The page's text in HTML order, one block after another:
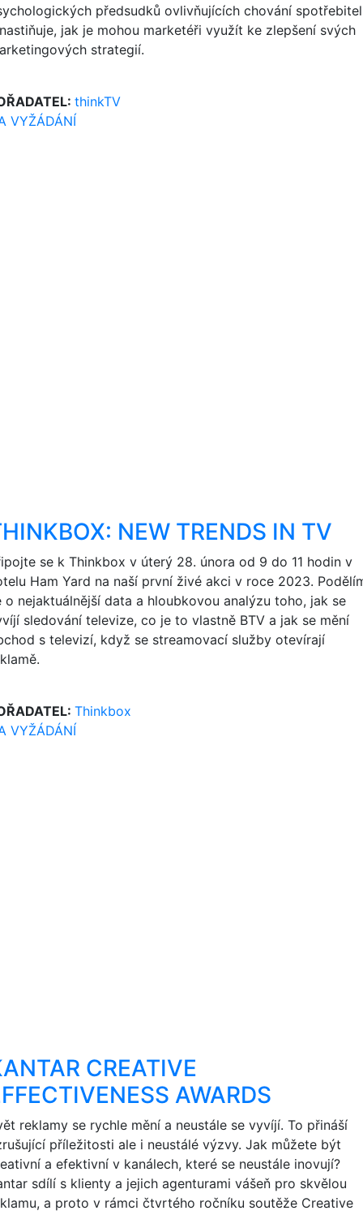
předsudků ovlivňujících chování
jak je mohou marketéři využít ke zlepšení svých
strategií.
thinkTV
VYŽÁDÁNÍ
NEW TRENDS IN TV
se k Thinkbox v úterý 28. února od 9 do 11 hodin v
Ham Yard na naší první živé akci v roce 2023.
o nejaktuálnější data a hloubkovou analýzu toho, jak se
sledování televize, co je to vlastně BTV a jak se mění
s televizí, když se streamovací služby otevírají
Thinkbox
VYŽÁDÁNÍ
CREATIVE
AWARDS
reklamy se rychle mění a neustále se vyvíjí. To přináší
příležitosti ale i neustálé výzvy. Jak můžete být
a efektivní v kanálech, které se neustále inovují?
sdílí s klienty a jejich agenturami vášeň pro skvělou
a proto v rámci čtvrtého ročníku soutěže Creative